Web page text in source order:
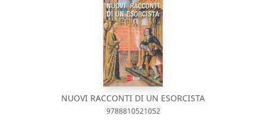
NUOVI RACCONTI DI UN ESORCISTA
9788810521052